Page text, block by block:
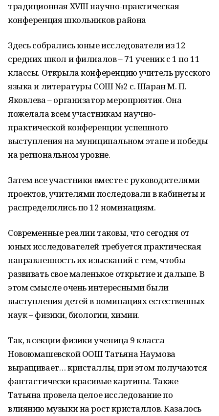
традиционная XVIII научно-практическая
конференция школьников района
Здесь собрались юные исследователи из 12
средних школ и филиалов – 71 ученик с 1 по 11
классы. Открыла конференцию учитель русского
языка и литературы СОШ №2 с. Шаран М. П.
Яковлева – организатор мероприятия. Она
пожелала всем участникам научно-
практической конференции успешного
выступления на муниципальном этапе и победы
на региональном уровне.
Затем все участники вместе с руководителями
проектов, учителями последовали в кабинеты и
распределились по 12 номинациям.
Современные реалии таковы, что сегодня от
юных исследователей требуется практическая
направленность их изысканий с тем, чтобы
развивать свое маленькое открытие и дальше. В
этом смысле очень интересными были
выступления детей в номинациях естественных
наук – физики, биологии, химии.
Так, в секции физики ученица 9 класса
Новоюмашевской ООШ Татьяна Наумова
выращивает… кристаллы, при этом получаются
фантастически красивые картины. Также
Татьяна провела целое исследование по
влиянию музыки на рост кристаллов. Казалось